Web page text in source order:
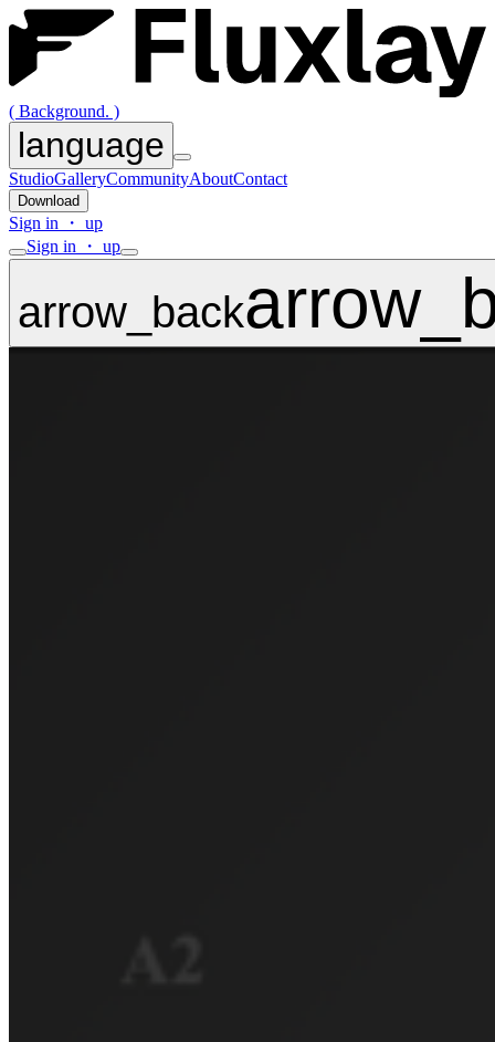
( Background. )
language
StudioGalleryCommunityAboutContact
Download
Sign in ・ up
Sign in ・ up
arrow_back